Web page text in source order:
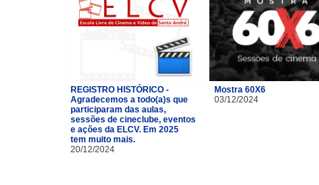
REGISTRO HISTÓRICO -
Agradecemos a todo(a)s que
participaram das aulas,
sessões de cineclube, eventos
e ações da ELCV. Em 2025
tem muito mais.
20/12/2024
Mostra 60X6
03/12/2024